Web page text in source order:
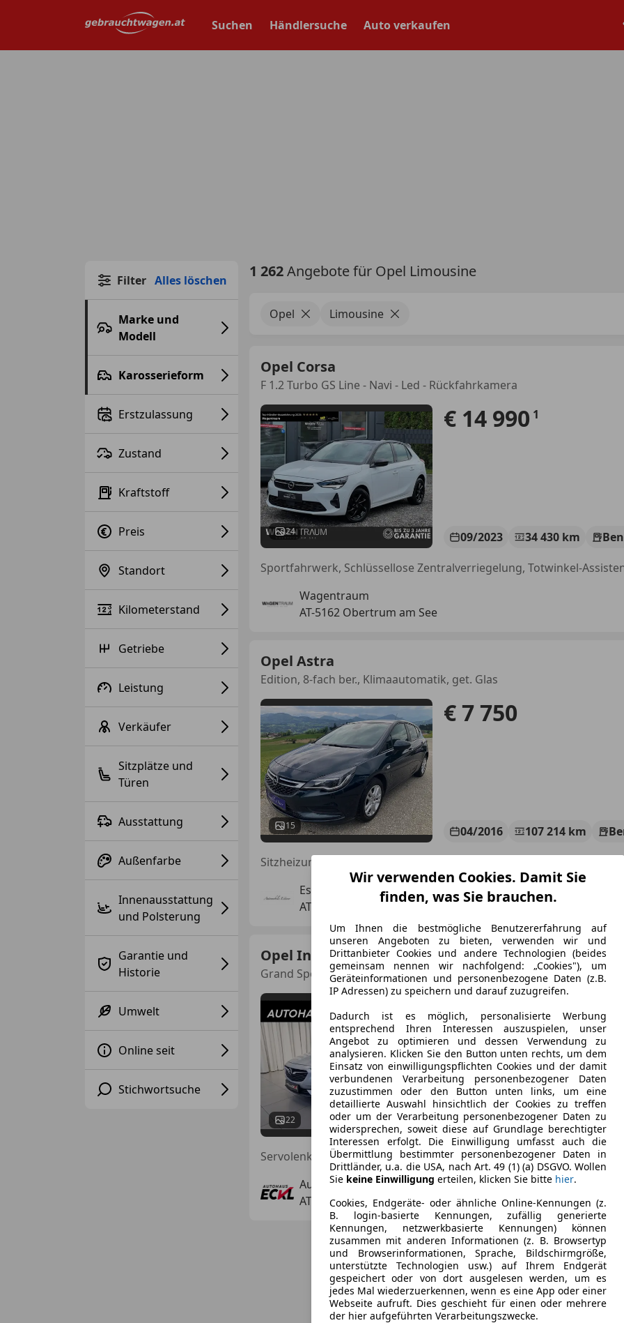
Suchen Händlersuche Auto verkaufen
Filter Alles löschen
Marke und
Modell
Karosserieform
Erstzulassung
Zustand
Kraftstoff
Preis
Standort
Kilometerstand
Getriebe
Leistung
Verkäufer
Sitzplätze und
Türen
Ausstattung
Außenfarbe
Innenausstattung
und Polsterung
Garantie und
Historie
Umwelt
Online seit
Stichwortsuche
1 262Angebote für Opel Limousine
Opel Limousine
Opel Corsa
F 1.2 Turbo GS Line - Navi - Led - Rückfahrkamera
24
€ 14 990 1
09/2023 34 430 km
Wagentraum
AT-5162 Obertrum am See
Opel Astra
Edition, 8-fach ber., Klimaautomatik, get. Glas
15
€ 7 750
04/2016 107 214 km
Esterer GmbH
AT-5303 Thalgau
Opel Insignia
Grand Sport AUT
22
€ 11 990
07/2018 142 500 km
Autohaus Eckl GmbH
AT-3254 Bergland
Wir verwenden Cookies. Damit Sie
finden, was Sie brauchen.
Um Ihnen die bestmögliche Benutzererfahrung auf
unseren Angeboten zu bieten, verwenden wir und
Drittanbieter Cookies und andere Technologien (beides
gemeinsam nennen wir nachfolgend: „Cookies"), um
Geräteinformationen und personenbezogene Daten (z.B.
IP Adressen) zu speichern und darauf zuzugreifen.
Dadurch ist es möglich, personalisierte Werbung
entsprechend Ihren Interessen auszuspielen, unser
Angebot zu optimieren und dessen Verwendung zu
analysieren. Klicken Sie den Button unten rechts, um dem
Einsatz von einwilligungspflichten Cookies und der damit
verbundenen Verarbeitung personenbezogener Daten
zuzustimmen oder den Button unten links, um eine
detaillierte Auswahl hinsichtlich der Cookies zu treffen
oder um der Verarbeitung personenbezogener Daten zu
widersprechen, soweit diese auf Grundlage berechtigter
Interessen erfolgt. Die Einwilligung umfasst auch die
Übermittlung bestimmter personenbezogener Daten in
Drittländer, u.a. die USA, nach Art. 49 (1) (a) DSGVO. Wollen
Sie keine Einwilligung erteilen, klicken Sie bitte hier.
Cookies, Endgeräte- oder ähnliche Online-Kennungen (z.
B. login-basierte Kennungen, zufällig generierte
Kennungen, netzwerkbasierte Kennungen) können
zusammen mit anderen Informationen (z. B. Browsertyp
und Browserinformationen, Sprache, Bildschirmgröße,
unterstützte Technologien usw.) auf Ihrem Endgerät
gespeichert oder von dort ausgelesen werden, um es
jedes Mal wiederzuerkennen, wenn es eine App oder einer
Webseite aufruft. Dies geschieht für einen oder mehrere
der hier aufgeführten Verarbeitungszwecke.